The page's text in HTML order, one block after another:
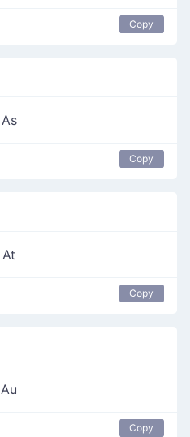
Copy
As
Copy
At
Copy
Au
Copy